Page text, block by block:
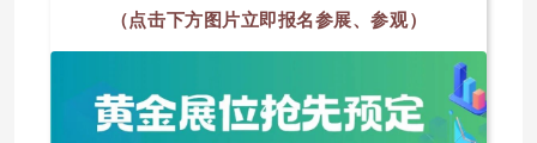
（点击下方图片立即报名参展、参观）